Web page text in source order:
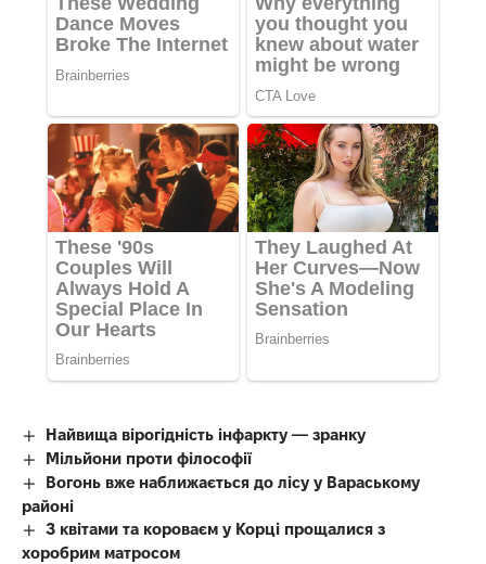
Найвища вірогідність інфаркту — зранку
Мільйони проти філософії
Вогонь вже наближається до лісу у Вараському
районі
З квітами та короваєм у Корці прощалися з
хоробрим матросом